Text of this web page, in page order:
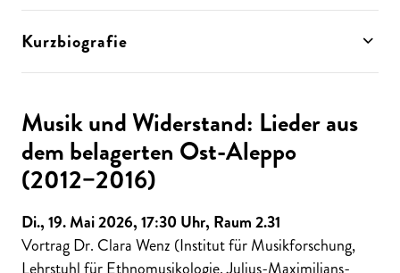
Kurzbiografie
Musik und Widerstand: Lieder aus
dem belagerten Ost-Aleppo
(2012−2016)
Di., 19. Mai 2026, 17:30 Uhr, Raum 2.31
Vortrag Dr. Clara Wenz (Institut für Musikforschung,